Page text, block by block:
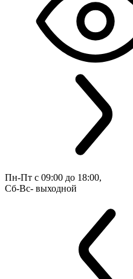
Пн-Пт с 09:00 до 18:00,
Сб-Вс- выходной